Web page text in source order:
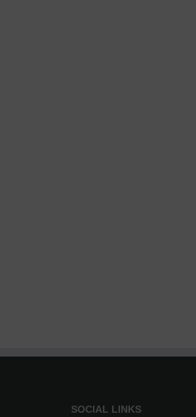
SOCIAL LINKS